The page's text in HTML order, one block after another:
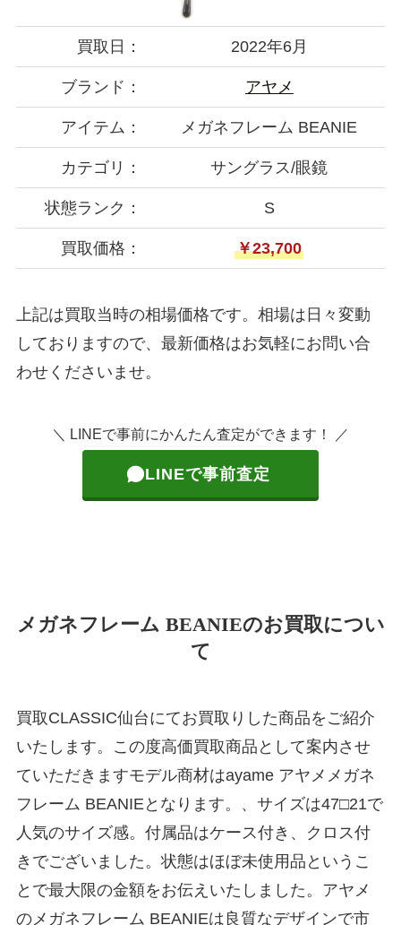
買取日： 2022年6月
ブランド： アヤメ
アイテム： メガネフレーム BEANIE
カテゴリ： サングラス/眼鏡
状態ランク： S
買取価格： ￥23,700
上記は買取当時の相場価格です。相場は日々変動
しておりますので、最新価格はお気軽にお問い合
わせくださいませ。
＼ LINEで事前にかんたん査定ができます！ ／
LINEで事前査定
メガネフレーム BEANIEのお買取につい
て
買取CLASSIC仙台にてお買取りした商品をご紹介
いたします。この度高価買取商品として案内させ
ていただきますモデル商材はayame アヤメメガネ
フレーム BEANIEとなります。、サイズは47□21で
人気のサイズ感。付属品はケース付き、クロス付
きでございました。状態はほぼ未使用品というこ
とで最大限の金額をお伝えいたしました。アヤメ
のメガネフレーム BEANIEは良質なデザインで市